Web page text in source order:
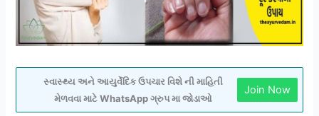
સ્વાસ્થ્ય અને આયુર્વેદિક ઉપચાર વિશે ની માહિતી
મેળવવા માટે WhatsApp ગ્રુપ મા જોડાઓ
Join Now